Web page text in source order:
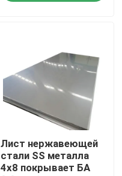
безшовная
Лист нержавеющей
стали SS металла
4x8 покрывает БА